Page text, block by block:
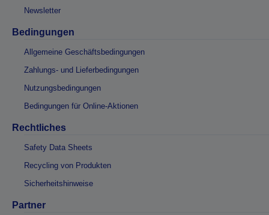
Newsletter
Bedingungen
Allgemeine Geschäftsbedingungen
Zahlungs- und Lieferbedingungen
Nutzungsbedingungen
Bedingungen für Online-Aktionen
Rechtliches
Safety Data Sheets
Recycling von Produkten
Sicherheitshinweise
Partner